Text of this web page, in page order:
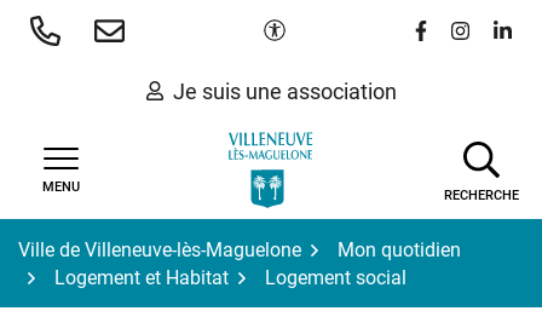
Aller
Paramètres d'accessibilité
Lien vers le
Lien vers
Lien
Je suis une association
MENU
RECHERCHE
Ville de Villeneuve-lès-Maguelone
Mon quotidien
Logement et Habitat
Logement social